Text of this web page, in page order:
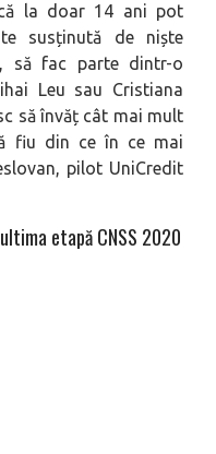
la doar 14 ani pot
susținută de niște
să fac parte dintr-o
Leu sau Cristiana
să învăț cât mai mult
fiu din ce în ce mai
pilot UniCredit
etapă CNSS 2020